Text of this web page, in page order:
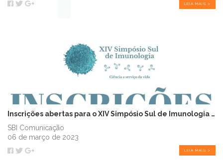
LEIA MAIS >
Inscrições abertas para o XIV Simpósio Sul de Imunologia (SSI)
SBI Comunicação
06 de março de 2023
LEIA MAIS >